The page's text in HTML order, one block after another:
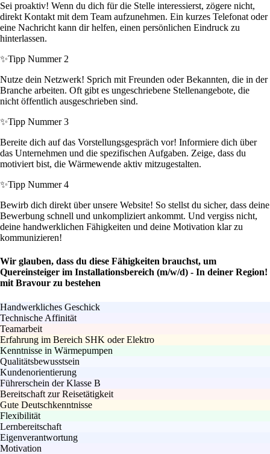
Sei proaktiv! Wenn du dich für die Stelle interessierst, zögere nicht,
direkt Kontakt mit dem Team aufzunehmen. Ein kurzes Telefonat oder
eine Nachricht kann dir helfen, einen persönlichen Eindruck zu
hinterlassen.
✨Tipp Nummer 2
Nutze dein Netzwerk! Sprich mit Freunden oder Bekannten, die in der
Branche arbeiten. Oft gibt es ungeschriebene Stellenangebote, die
nicht öffentlich ausgeschrieben sind.
✨Tipp Nummer 3
Bereite dich auf das Vorstellungsgespräch vor! Informiere dich über
das Unternehmen und die spezifischen Aufgaben. Zeige, dass du
motiviert bist, die Wärmewende aktiv mitzugestalten.
✨Tipp Nummer 4
Bewirb dich direkt über unsere Website! So stellst du sicher, dass deine
Bewerbung schnell und unkompliziert ankommt. Und vergiss nicht,
deine handwerklichen Fähigkeiten und deine Motivation klar zu
kommunizieren!
Wir glauben, dass du diese Fähigkeiten brauchst, um
Quereinsteiger im Installationsbereich (m/w/d) - In deiner Region!
mit Bravour zu bestehen
Handwerkliches Geschick
Technische Affinität
Teamarbeit
Erfahrung im Bereich SHK oder Elektro
Kenntnisse in Wärmepumpen
Qualitätsbewusstsein
Kundenorientierung
Führerschein der Klasse B
Bereitschaft zur Reisetätigkeit
Gute Deutschkenntnisse
Flexibilität
Lernbereitschaft
Eigenverantwortung
Motivation